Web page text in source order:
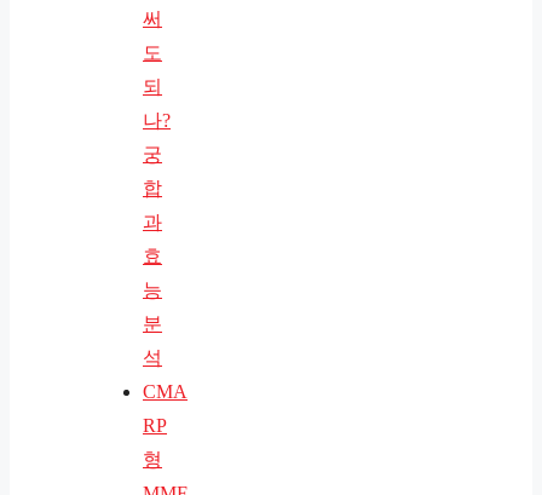
써
도
되
나?
궁
합
과
효
능
분
석
CMA
RP
형